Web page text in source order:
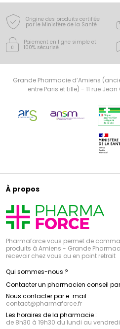
Origine des produits certifiée
par le Ministère de la Santé
Paiement en ligne simple et
100% sécurisé
Grande Pharmacie d’Amiens
entre Paris et Lille) - 11 rue
À propos
Pharmaforce vous permet de
produits à Amiens - Grande
recevoir chez vous ou en point retrait
Qui sommes-nous ?
Contacter un pharmacien conseil par
Nous contacter par e-mail :
contact@pharmaforce.fr
Les horaires de la pharmacie :
de 8h30 à 19h30 du lundi au